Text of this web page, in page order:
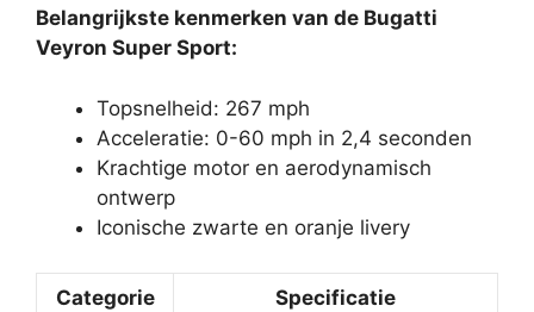
Belangrijkste kenmerken van de Bugatti
Veyron Super Sport:
Topsnelheid: 267 mph
Acceleratie: 0-60 mph in 2,4 seconden
Krachtige motor en aerodynamisch
ontwerp
Iconische zwarte en oranje livery
Categorie Specificatie